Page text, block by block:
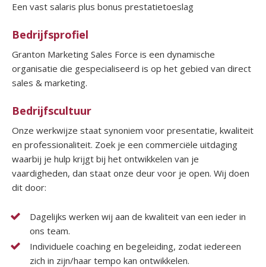
Een vast salaris plus bonus prestatietoeslag
Bedrijfsprofiel
Granton Marketing Sales Force is een dynamische
organisatie die gespecialiseerd is op het gebied van direct
sales & marketing.
Bedrijfscultuur
Onze werkwijze staat synoniem voor presentatie, kwaliteit
en professionaliteit. Zoek je een commerciële uitdaging
waarbij je hulp krijgt bij het ontwikkelen van je
vaardigheden, dan staat onze deur voor je open. Wij doen
dit door:
Dagelijks werken wij aan de kwaliteit van een ieder in
ons team.
Individuele coaching en begeleiding, zodat iedereen
zich in zijn/haar tempo kan ontwikkelen.